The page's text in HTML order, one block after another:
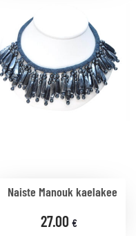
Naiste Manouk kaelakee
27.00 €